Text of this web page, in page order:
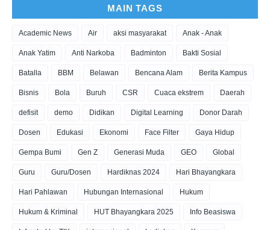
MAIN TAGS
Academic News Air aksi masyarakat Anak - Anak
Anak Yatim Anti Narkoba Badminton Bakti Sosial
Batalla BBM Belawan Bencana Alam Berita Kampus
Bisnis Bola Buruh CSR Cuaca ekstrem Daerah
defisit demo Didikan Digital Learning Donor Darah
Dosen Edukasi Ekonomi Face Filter Gaya Hidup
Gempa Bumi Gen Z Generasi Muda GEO Global
Guru Guru/Dosen Hardiknas 2024 Hari Bhayangkara
Hari Pahlawan Hubungan Internasional Hukum
Hukum & Kriminal HUT Bhayangkara 2025 Info Beasiswa